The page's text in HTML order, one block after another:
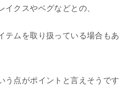
イクスやベグなどとの、
テムを取り扱っている場合もあ
う点がポイントと言えそうです